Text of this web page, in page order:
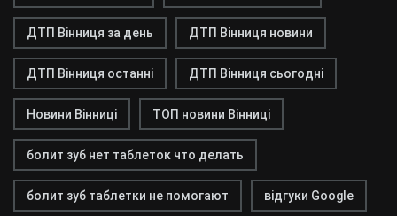
ДТП Вінниця за день ДТП Вінниця новини
ДТП Вінниця останні ДТП Вінниця сьогодні
Новини Вінниці ТОП новини Вінниці
болит зуб нет таблеток что делать
болит зуб таблетки не помогают відгуки Google